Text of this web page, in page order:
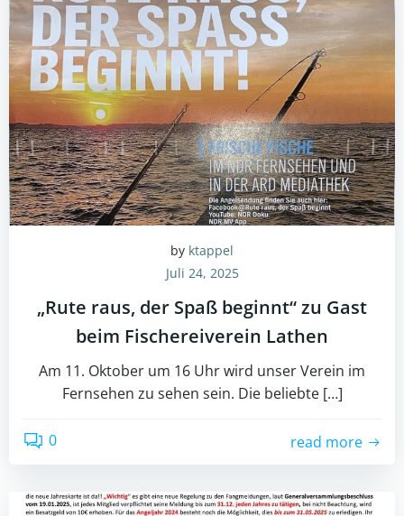
by ktappel
Juli 24, 2025
„Rute raus, der Spaß beginnt“ zu Gast
beim Fischereiverein Lathen
Am 11. Oktober um 16 Uhr wird unser Verein im
Fernsehen zu sehen sein. Die beliebte […]
0 read more